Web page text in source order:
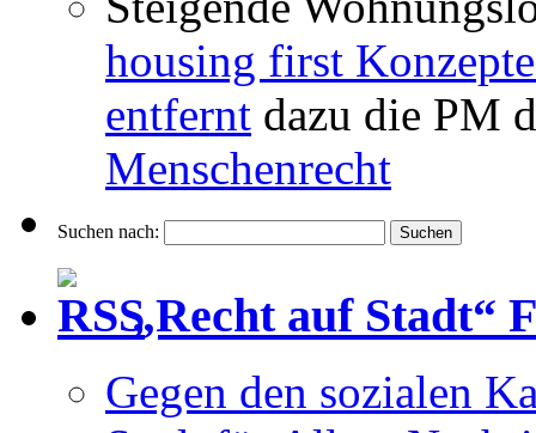
housing first
entfernt dazu die PM
Menschenrecht
Suchen nach:
„Recht auf Stadt“
Gegen den sozialen